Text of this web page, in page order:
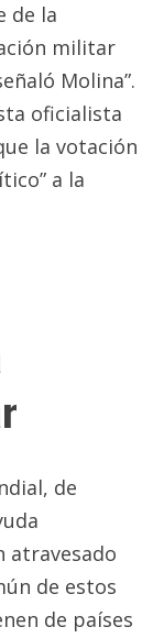
de la
militar
Molina”.
oficialista
la votación
a la
de
atravesado
de estos
de países